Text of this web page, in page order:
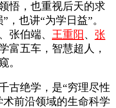
悟，也重视后天的求
，也讲“为学日益”。
、张伯端、 王重阳 、 张
富五车，智慧超人，
。
古绝学，是“穷理尽性
前沿领域的生命科学